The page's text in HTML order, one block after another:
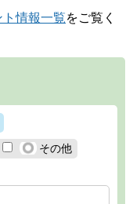
ト情報一覧をご覧く
その他